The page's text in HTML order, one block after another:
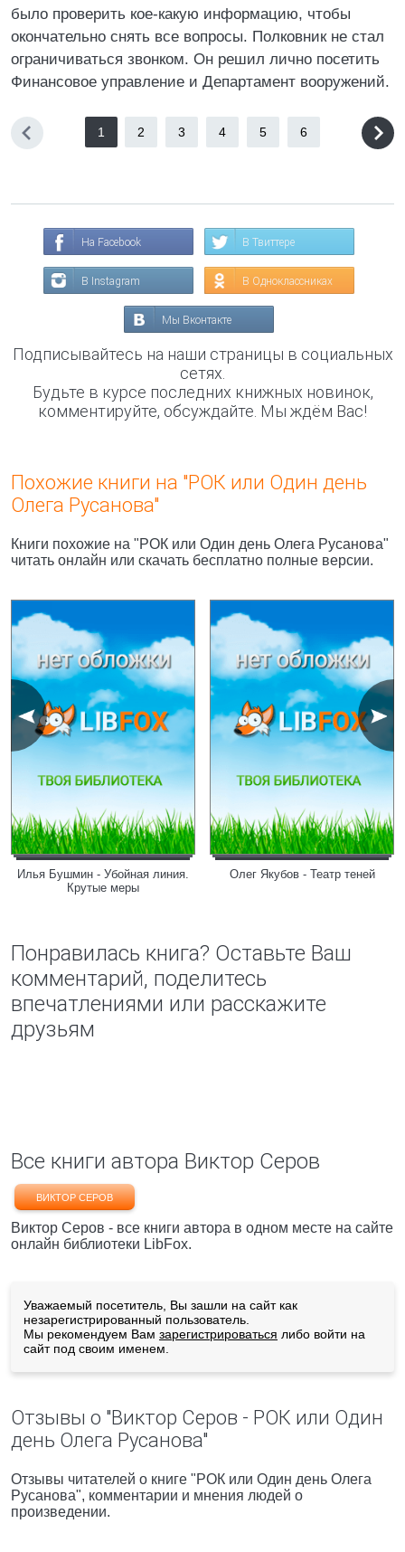
было проверить кое-какую информацию, чтобы
окончательно снять все вопросы. Полковник не стал
ограничиваться звонком. Он решил лично посетить
Финансовое управление и Департамент вооружений.
1 2 3 4 5 6
На Facebook В Твиттере
В Instagram В Одноклассниках
Мы Вконтакте
Подписывайтесь на наши страницы в социальных
сетях.
Будьте в курсе последних книжных новинок,
комментируйте, обсуждайте. Мы ждём Вас!
Похожие книги на "РОК или Один день
Олега Русанова"
Книги похожие на "РОК или Один день Олега Русанова"
читать онлайн или скачать бесплатно полные версии.
Илья Бушмин - Убойная линия.
Крутые меры
Олег Якубов - Театр теней
Понравилась книга? Оставьте Ваш
комментарий, поделитесь
впечатлениями или расскажите
друзьям
Все книги автора Виктор Серов
ВИКТОР СЕРОВ
Виктор Серов - все книги автора в одном месте на сайте
онлайн библиотеки LibFox.
Уважаемый посетитель, Вы зашли на сайт как
незарегистрированный пользователь.
Мы рекомендуем Вам зарегистрироваться либо войти на
сайт под своим именем.
Отзывы о "Виктор Серов - РОК или Один
день Олега Русанова"
Отзывы читателей о книге "РОК или Один день Олега
Русанова", комментарии и мнения людей о
произведении.